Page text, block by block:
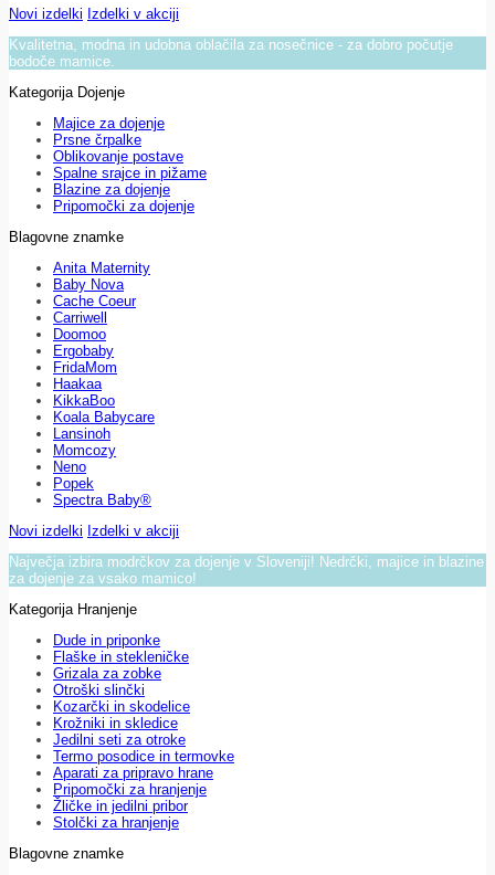
Novi izdelki Izdelki v akciji
Kvalitetna, modna in udobna oblačila za nosečnice - za dobro počutje
bodoče mamice.
Kategorija Dojenje
Majice za dojenje
Prsne črpalke
Oblikovanje postave
Spalne srajce in pižame
Blazine za dojenje
Pripomočki za dojenje
Blagovne znamke
Anita Maternity
Baby Nova
Cache Coeur
Carriwell
Doomoo
Ergobaby
FridaMom
Haakaa
KikkaBoo
Koala Babycare
Lansinoh
Momcozy
Neno
Popek
Spectra Baby®
Novi izdelki Izdelki v akciji
Največja izbira modrčkov za dojenje v Sloveniji! Nedrčki, majice in blazine
za dojenje za vsako mamico!
Kategorija Hranjenje
Dude in priponke
Flaške in stekleničke
Grizala za zobke
Otroški slinčki
Kozarčki in skodelice
Krožniki in skledice
Jedilni seti za otroke
Termo posodice in termovke
Aparati za pripravo hrane
Pripomočki za hranjenje
Žličke in jedilni pribor
Stolčki za hranjenje
Blagovne znamke